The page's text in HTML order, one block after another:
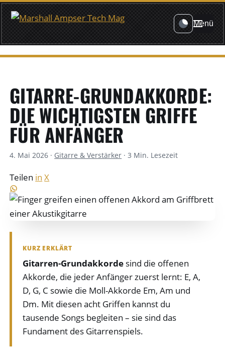
Menü
GITARRE-GRUNDAKKORDE:
DIE WICHTIGSTEN GRIFFE
FÜR ANFÄNGER
4. Mai 2026 · Gitarre & Verstärker ·3 Min. Lesezeit
Teilen in X
KURZ ERKLÄRT
Gitarren-Grundakkordesind die offenen
Akkorde, die jeder Anfänger zuerst lernt: E, A,
D, G, C sowie die Moll-Akkorde Em, Am und
Dm. Mit diesen acht Griffen kannst du
tausende Songs begleiten – sie sind das
Fundament des Gitarrenspiels.